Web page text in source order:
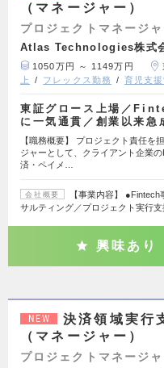
（マネージャー）
プロジェクトマネージ
Atlas Technologies株式
1050万円 ～ 1149万円
上
フレックス勤務 育児支
東証グロース上場／
に一気通貫／創業以来
【職務概要】 プロジェクト責任を
ジャーとして、クライアント企業
済・ペイメ…
会社概要
【事業内容】
サルティング／プロジェクト実行
興味あり
NEW
決済領域実行
（マネージャー）
プロジェクトマネージ